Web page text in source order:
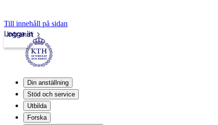
Till innehåll på sidan
Intranät
Logga in
Din anställning
Stöd och service
Utbilda
Forska